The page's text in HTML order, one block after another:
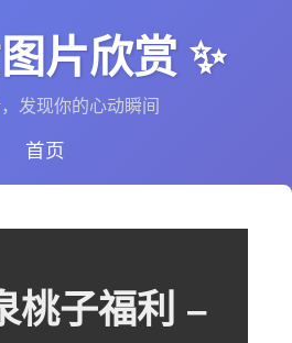
片欣赏 ✨
发现你的心动瞬间
首页
桃子福利 –